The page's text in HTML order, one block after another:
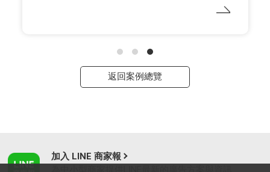
返回案例總覽
加入 LINE 商家報